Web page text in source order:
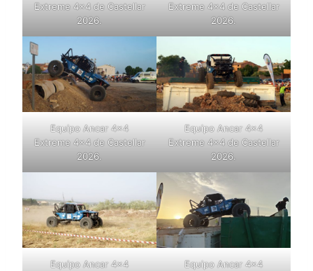
Extreme 4×4 de Castellar
2026.
Extreme 4×4 de Castellar
2026.
Equipo Ancar 4×4
Extreme 4×4 de Castellar
2026.
Equipo Ancar 4×4
Extreme 4×4 de Castellar
2026.
Equipo Ancar 4×4 Equipo Ancar 4×4